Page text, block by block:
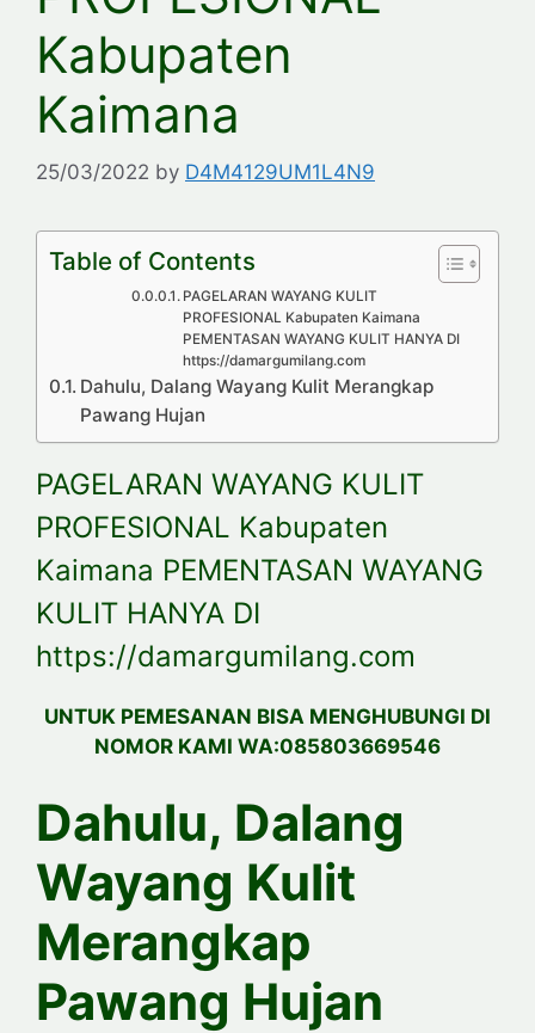
Kabupaten
Kaimana
25/03/2022 by D4M4129UM1L4N9
Table of Contents
PAGELARAN WAYANG KULIT
PROFESIONAL Kabupaten Kaimana
PEMENTASAN WAYANG KULIT HANYA DI
https://damargumilang.com
Dahulu, Dalang Wayang Kulit Merangkap
Pawang Hujan
PAGELARAN WAYANG KULIT
PROFESIONAL Kabupaten
Kaimana PEMENTASAN WAYANG
KULIT HANYA DI
https://damargumilang.com
UNTUK PEMESANAN BISA MENGHUBUNGI DI
NOMOR KAMI WA:085803669546
Dahulu, Dalang
Wayang Kulit
Merangkap
Pawang Hujan